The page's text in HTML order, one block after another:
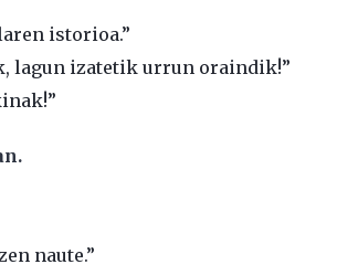
istorioa.”
lagun izatetik urrun oraindik!”
naute.”